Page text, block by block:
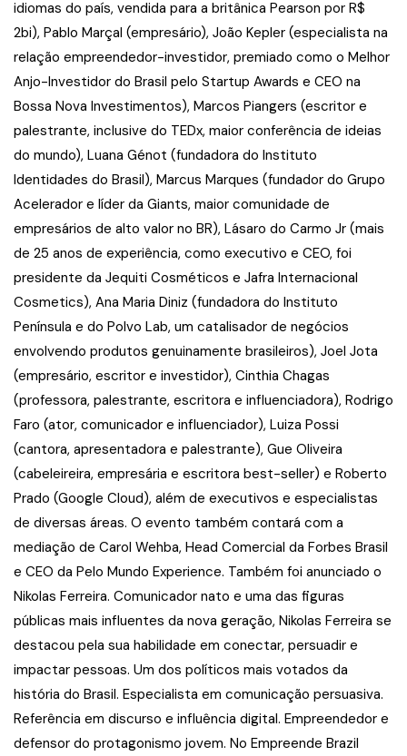
idiomas do país, vendida para a britânica Pearson por R$
2bi), Pablo Marçal (empresário), João Kepler (especialista na
relação empreendedor-investidor, premiado como o Melhor
Anjo-Investidor do Brasil pelo Startup Awards e CEO na
Bossa Nova Investimentos), Marcos Piangers (escritor e
palestrante, inclusive do TEDx, maior conferência de ideias
do mundo), Luana Génot (fundadora do Instituto
Identidades do Brasil), Marcus Marques (fundador do Grupo
Acelerador e líder da Giants, maior comunidade de
empresários de alto valor no BR), Lásaro do Carmo Jr (mais
de 25 anos de experiência, como executivo e CEO, foi
presidente da Jequiti Cosméticos e Jafra Internacional
Cosmetics), Ana Maria Diniz (fundadora do Instituto
Península e do Polvo Lab, um catalisador de negócios
envolvendo produtos genuinamente brasileiros), Joel Jota
(empresário, escritor e investidor), Cinthia Chagas
(professora, palestrante, escritora e influenciadora), Rodrigo
Faro (ator, comunicador e influenciador), Luiza Possi
(cantora, apresentadora e palestrante), Gue Oliveira
(cabeleireira, empresária e escritora best-seller) e Roberto
Prado (Google Cloud), além de executivos e especialistas
de diversas áreas. O evento também contará com a
mediação de Carol Wehba, Head Comercial da Forbes Brasil
e CEO da Pelo Mundo Experience. Também foi anunciado o
Nikolas Ferreira. Comunicador nato e uma das figuras
públicas mais influentes da nova geração, Nikolas Ferreira se
destacou pela sua habilidade em conectar, persuadir e
impactar pessoas. Um dos políticos mais votados da
história do Brasil. Especialista em comunicação persuasiva.
Referência em discurso e influência digital. Empreendedor e
defensor do protagonismo jovem. No Empreende Brazil